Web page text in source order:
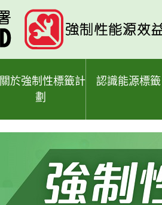
關於強制性標籤計
劃
認識能源標籤